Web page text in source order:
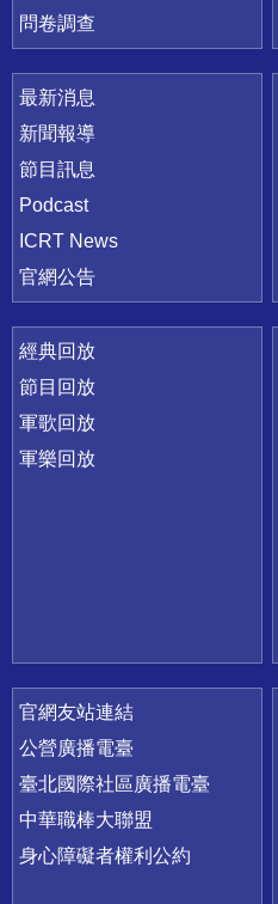
問卷調查
最新消息
新聞報導
節目訊息
Podcast
ICRT News
官網公告
經典回放
節目回放
軍歌回放
軍樂回放
官網友站連結
公營廣播電臺
臺北國際社區廣播電臺
中華職棒大聯盟
身心障礙者權利公約